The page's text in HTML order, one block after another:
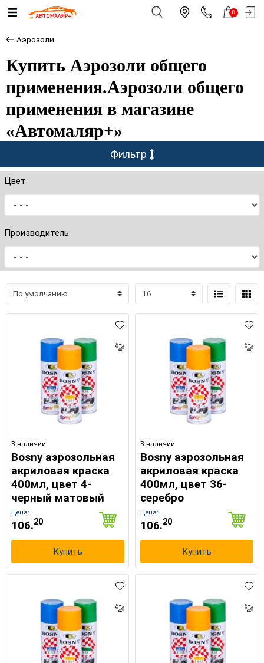
0
Аэрозоли
Купить Аэрозоли общего
применения.Аэрозоли общего
применения в магазине
«Автомаляр+»
Фильтр
Цвет
Производитель
В наличии
Bosny аэрозольная
акриловая краска
400мл, цвет 4-
черный матовый
Цена:
106.20
Купить
В наличии
Bosny аэрозольная
акриловая краска
400мл, цвет 36-
серебро
Цена:
106.20
Купить